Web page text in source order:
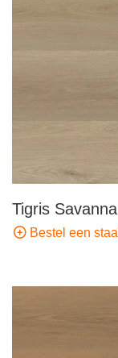
Tigris Savanna
Bestel een staal